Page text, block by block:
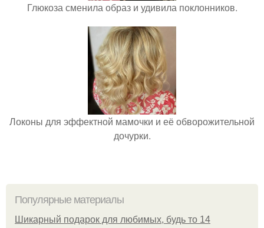
Глюкоза сменила образ и удивила поклонников.
Локоны для эффектной мамочки и её обворожительной
дочурки.
Популярные материалы
Шикарный подарок для любимых, будь то 14